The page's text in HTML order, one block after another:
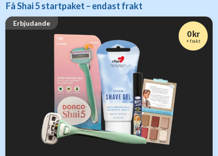
Få Shai 5 startpaket – endast frakt
Erbjudande
0 kr
+ frakt